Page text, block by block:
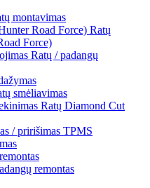
montavimas
Ratų
Force)
Ratų / padangų
smėliavimas
Ratų Diamond Cut
TPMS
remontas